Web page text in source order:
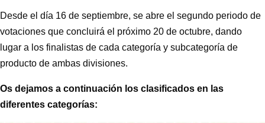
Desde el día 16 de septiembre, se abre el segundo periodo de
votaciones que concluirá el próximo 20 de octubre, dando
lugar a los finalistas de cada categoría y subcategoría de
producto de ambas divisiones.
Os dejamos a continuación los clasificados en las
diferentes categorías: